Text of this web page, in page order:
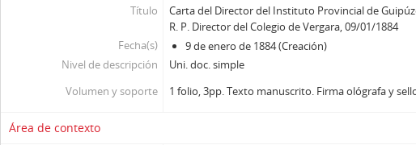
Título
Carta del Director del Instituto Provincial de
R. P. Director del Colegio de Vergara, 09/01/1884
Fecha(s)
9 de enero de 1884 (Creación)
Nivel de descripción
Uni. doc. simple
Volumen y soporte
1 folio, 3pp. Texto manuscrito. Firma ológrafa y
Área de contexto